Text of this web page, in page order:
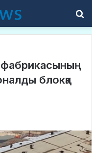
фабрикасының
блокқа